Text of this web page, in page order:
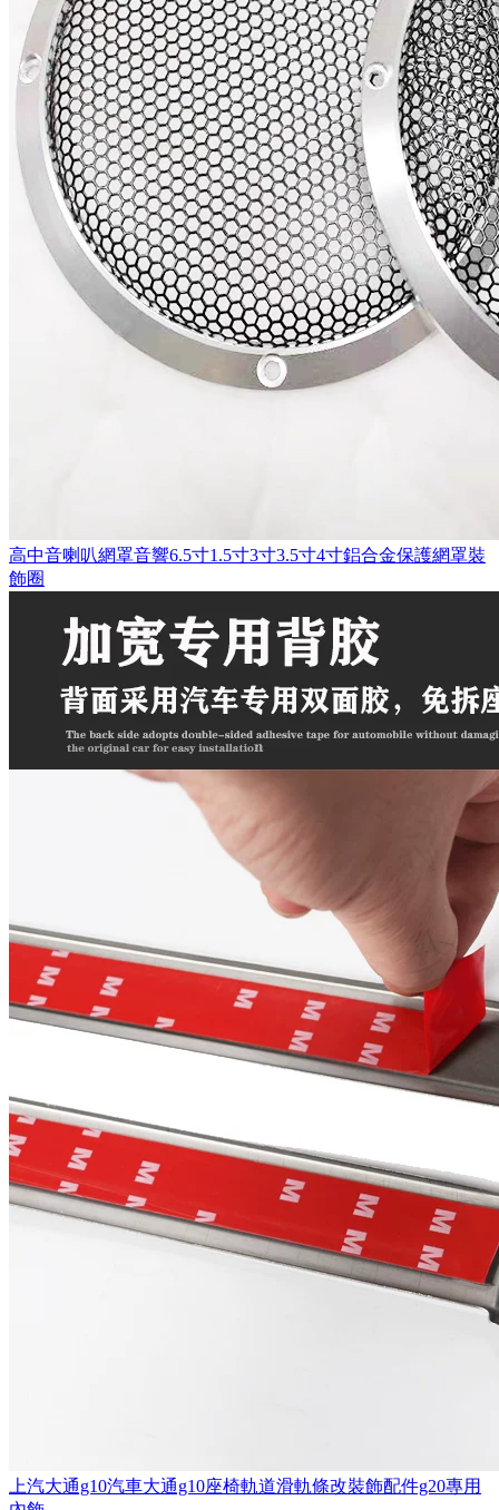
高中音喇叭網罩音響6.5寸1.5寸3寸3.5寸4寸鋁合金保護網罩裝
飾圈
上汽大通g10汽車大通g10座椅軌道滑軌條改裝飾配件g20專用